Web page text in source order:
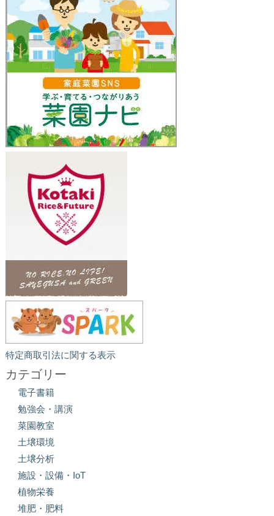
特定商取引法に関する表示
カテゴリー
電子書籍
勉強会・講演
菜園教室
土壌環境
土壌分析
施設・設備・IoT
植物栄養
堆肥・肥料